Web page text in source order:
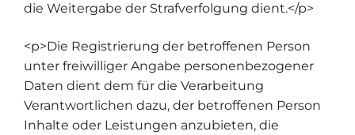
die Weitergabe der Strafverfolgung dient.</p>
<p>Die Registrierung der betroffenen Person
unter freiwilliger Angabe personenbezogener
Daten dient dem für die Verarbeitung
Verantwortlichen dazu, der betroffenen Person
Inhalte oder Leistungen anzubieten, die